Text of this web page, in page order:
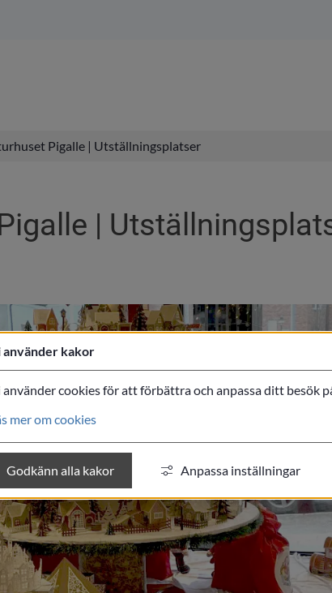
Pigalle | Utställningsplatser
|
använder kakor
använder cookies för att förbättra och anpassa ditt besök
mer om cookies
Godkänn alla kakor Anpassa inställningar